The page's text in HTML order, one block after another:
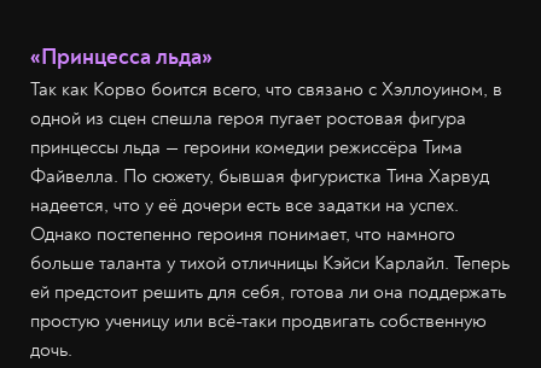
«Принцесса льда»
Так как Корво боится всего, что связано с Хэллоуином, в
одной из сцен спешла героя пугает ростовая фигура
принцессы льда — героини комедии режиссёра Тима
Файвелла. По сюжету, бывшая фигуристка Тина Харвуд
надеется, что у её дочери есть все задатки на успех.
Однако постепенно героиня понимает, что намного
больше таланта у тихой отличницы Кэйси Карлайл. Теперь
ей предстоит решить для себя, готова ли она поддержать
простую ученицу или всё-таки продвигать собственную
дочь.